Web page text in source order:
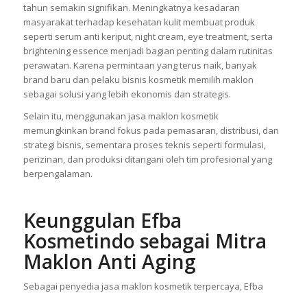
tahun semakin signifikan. Meningkatnya kesadaran
masyarakat terhadap kesehatan kulit membuat produk
seperti serum anti keriput, night cream, eye treatment, serta
brightening essence menjadi bagian penting dalam rutinitas
perawatan. Karena permintaan yang terus naik, banyak
brand baru dan pelaku bisnis kosmetik memilih maklon
sebagai solusi yang lebih ekonomis dan strategis.
Selain itu, menggunakan jasa maklon kosmetik
memungkinkan brand fokus pada pemasaran, distribusi, dan
strategi bisnis, sementara proses teknis seperti formulasi,
perizinan, dan produksi ditangani oleh tim profesional yang
berpengalaman.
Keunggulan Efba
Kosmetindo sebagai Mitra
Maklon Anti Aging
Sebagai penyedia jasa maklon kosmetik terpercaya, Efba